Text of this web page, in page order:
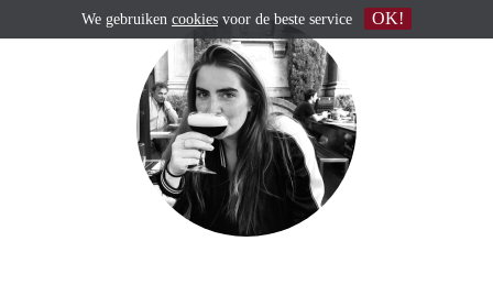
We gebruiken cookies voor de beste service OK!